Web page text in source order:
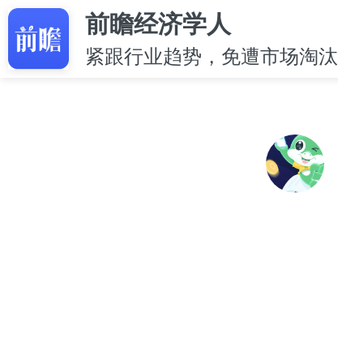
前瞻经济学人
紧跟行业趋势，免遭市场淘汰